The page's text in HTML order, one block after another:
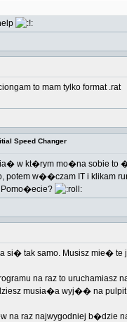
to mam tylko format .rat
Speed Changer
w kt�rym mo�na sobie
potem w��czam IT i
si� tak samo. Musisz mie�
na raz to uruchamiasz
musia�a wyj�� na pulpit
na raz najwygodniej b�dzie